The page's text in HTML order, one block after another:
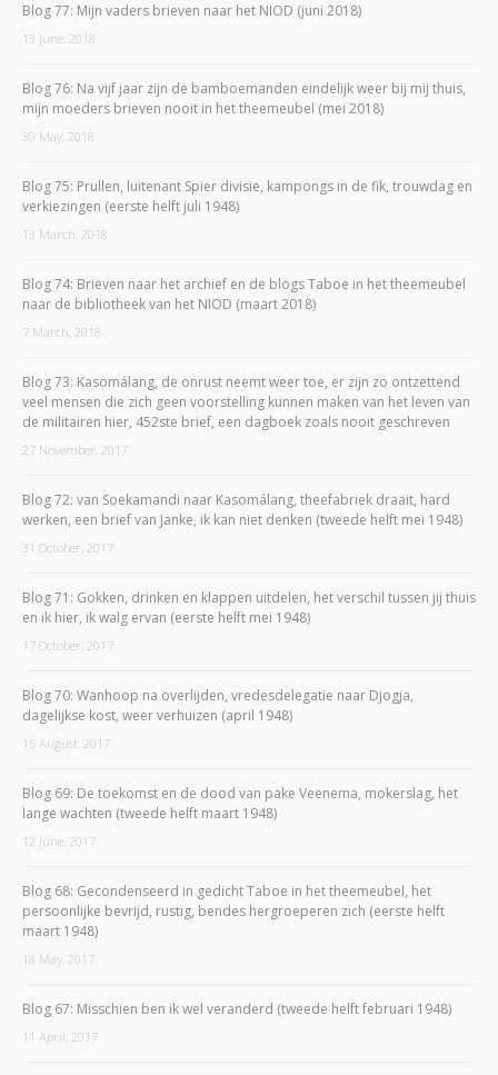
Blog 77: Mijn vaders brieven naar het NIOD (juni 2018)
13 June, 2018
Blog 76: Na vijf jaar zijn de bamboemanden eindelijk weer bij mij thuis,
mijn moeders brieven nooit in het theemeubel (mei 2018)
30 May, 2018
Blog 75: Prullen, luitenant Spier divisie, kampongs in de fik, trouwdag en
verkiezingen (eerste helft juli 1948)
13 March, 2018
Blog 74: Brieven naar het archief en de blogs Taboe in het theemeubel
naar de bibliotheek van het NIOD (maart 2018)
7 March, 2018
Blog 73: Kasomálang, de onrust neemt weer toe, er zijn zo ontzettend
veel mensen die zich geen voorstelling kunnen maken van het leven van
de militairen hier, 452ste brief, een dagboek zoals nooit geschreven
27 November, 2017
Blog 72: van Soekamandi naar Kasomálang, theefabriek draait, hard
werken, een brief van Janke, ik kan niet denken (tweede helft mei 1948)
31 October, 2017
Blog 71: Gokken, drinken en klappen uitdelen, het verschil tussen jij thuis
en ik hier, ik walg ervan (eerste helft mei 1948)
17 October, 2017
Blog 70: Wanhoop na overlijden, vredesdelegatie naar Djogja,
dagelijkse kost, weer verhuizen (april 1948)
15 August, 2017
Blog 69: De toekomst en de dood van pake Veenema, mokerslag, het
lange wachten (tweede helft maart 1948)
12 June, 2017
Blog 68: Gecondenseerd in gedicht Taboe in het theemeubel, het
persoonlijke bevrijd, rustig, bendes hergroeperen zich (eerste helft
maart 1948)
18 May, 2017
Blog 67: Misschien ben ik wel veranderd (tweede helft februari 1948)
11 April, 2017